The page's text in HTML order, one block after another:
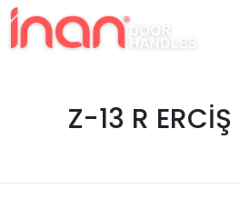
Z-13 R ERCİŞ